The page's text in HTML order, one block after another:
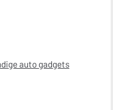
auto gadgets